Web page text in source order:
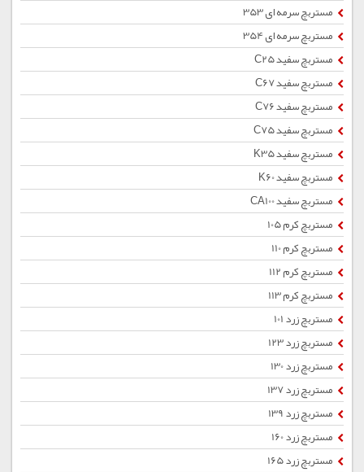
مستربچ سرمه ای 353
مستربچ سرمه ای 354
مستربچ سفید C25
مستربچ سفید C67
مستربچ سفید C76
مستربچ سفید C75
مستربچ سفید K35
مستربچ سفید K60
مستربچ سفید CA100
مستربچ کرم 105
مستربچ کرم 110
مستربچ کرم 112
مستربچ کرم 113
مستربچ زرد 101
مستربچ زرد 123
مستربچ زرد 130
مستربچ زرد 137
مستربچ زرد 139
مستربچ زرد 160
مستربچ زرد 165